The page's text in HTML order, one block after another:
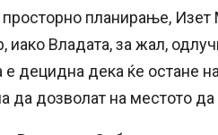
планирање, Изет
иако Владата, за жал,
е децидна дека ќе остане
да дозволат на местото